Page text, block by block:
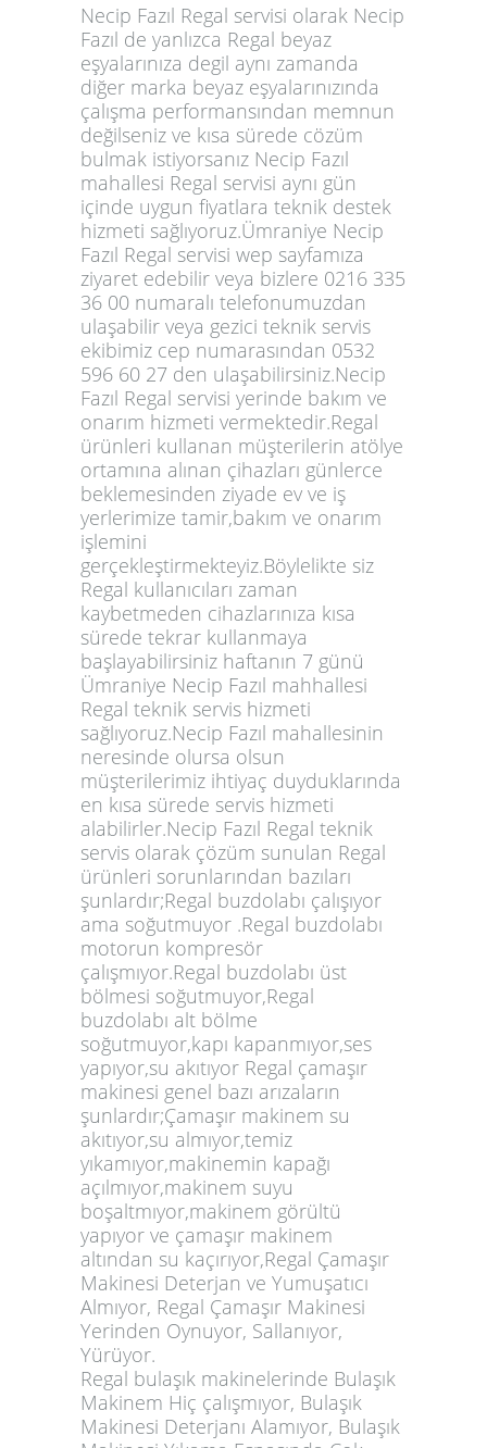
Necip Fazıl Regal servisi olarak Necip
Fazıl de yanlızca Regal beyaz
eşyalarınıza degil aynı zamanda
diğer marka beyaz eşyalarınızında
çalışma performansından memnun
değilseniz ve kısa sürede cözüm
bulmak istiyorsanız Necip Fazıl
mahallesi Regal servisi aynı gün
içinde uygun fiyatlara teknik destek
hizmeti sağlıyoruz.Ümraniye Necip
Fazıl Regal servisi wep sayfamıza
ziyaret edebilir veya bizlere 0216 335
36 00 numaralı telefonumuzdan
ulaşabilir veya gezici teknik servis
ekibimiz cep numarasından 0532
596 60 27 den ulaşabilirsiniz.Necip
Fazıl Regal servisi yerinde bakım ve
onarım hizmeti vermektedir.Regal
ürünleri kullanan müşterilerin atölye
ortamına alınan çihazları günlerce
beklemesinden ziyade ev ve iş
yerlerimize tamir,bakım ve onarım
işlemini
gerçekleştirmekteyiz.Böylelikte siz
Regal kullanıcıları zaman
kaybetmeden cihazlarınıza kısa
sürede tekrar kullanmaya
başlayabilirsiniz haftanın 7 günü
Ümraniye Necip Fazıl mahhallesi
Regal teknik servis hizmeti
sağlıyoruz.Necip Fazıl mahallesinin
neresinde olursa olsun
müşterilerimiz ihtiyaç duyduklarında
en kısa sürede servis hizmeti
alabilirler.Necip Fazıl Regal teknik
servis olarak çözüm sunulan Regal
ürünleri sorunlarından bazıları
şunlardır;Regal buzdolabı çalışıyor
ama soğutmuyor .Regal buzdolabı
motorun kompresör
çalışmıyor.Regal buzdolabı üst
bölmesi soğutmuyor,Regal
buzdolabı alt bölme
soğutmuyor,kapı kapanmıyor,ses
yapıyor,su akıtıyor Regal çamaşır
makinesi genel bazı arızaların
şunlardır;Çamaşır makinem su
akıtıyor,su almıyor,temiz
yıkamıyor,makinemin kapağı
açılmıyor,makinem suyu
boşaltmıyor,makinem görültü
yapıyor ve çamaşır makinem
altından su kaçırıyor,Regal Çamaşır
Makinesi Deterjan ve Yumuşatıcı
Almıyor, Regal Çamaşır Makinesi
Yerinden Oynuyor, Sallanıyor,
Yürüyor.
Regal bulaşık makinelerinde Bulaşık
Makinem Hiç çalışmıyor, Bulaşık
Makinesi Deterjanı Alamıyor, Bulaşık